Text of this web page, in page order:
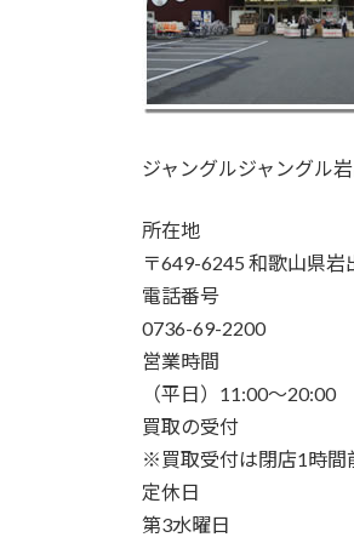
ジャングルジャングル
所在地
〒649-6245 和歌山県岩
電話番号
0736-69-2200
営業時間
（平日）11:00～
買取の受付
※買取受付は閉店1時間
定休日
第3水曜日